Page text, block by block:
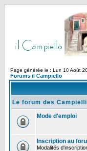
Page générée le : Lun 10 Août
Forums il Campiello
Le forum des
Mode d'emploi
Inscription au
Modalités